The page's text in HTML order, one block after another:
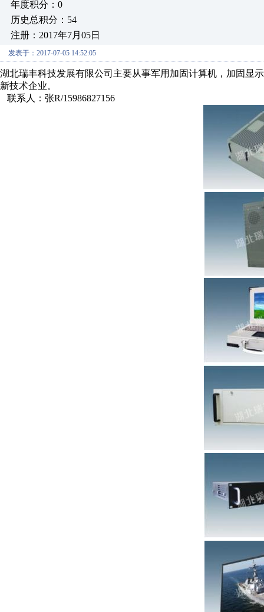
年度积分：0
历史总积分：54
注册：2017年7月05日
发表于：2017-07-05 14:52:05
湖北瑞丰科技发展有限公司主要从事军用加固计算机，加固显
新技术企业。
联系人：张R/15986827156